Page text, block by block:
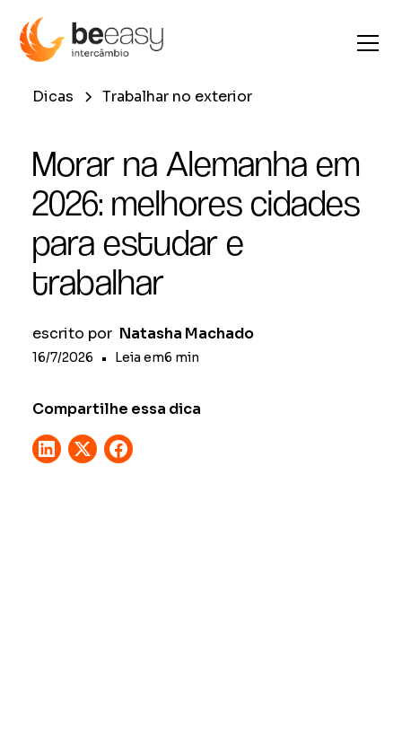
Dicas Trabalhar no exterior
Morar na Alemanha em
2026: melhores cidades
para estudar e
trabalhar
escrito por Natasha Machado
16/7/2026 • Leia em6 min
Compartilhe essa dica